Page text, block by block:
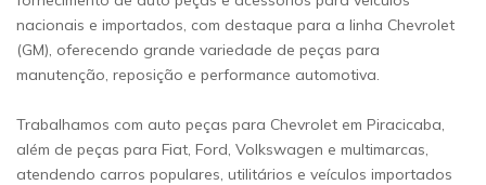
nacionais e importados, com destaque para a linha Chevrolet
(GM), oferecendo grande variedade de peças para
manutenção, reposição e performance automotiva.
Trabalhamos com auto peças para Chevrolet em Piracicaba,
além de peças para Fiat, Ford, Volkswagen e multimarcas,
atendendo carros populares, utilitários e veículos importados